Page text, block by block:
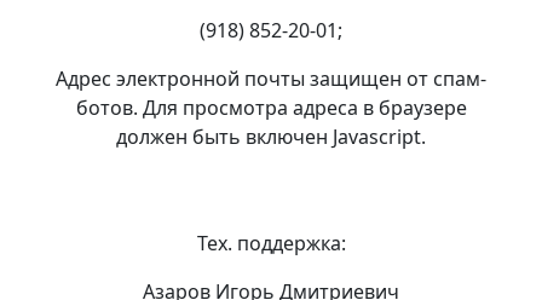
(918) 852-20-01;
Адрес электронной почты защищен от спам-
ботов. Для просмотра адреса в браузере
должен быть включен Javascript.
Тех. поддержка:
Азаров Игорь Дмитриевич